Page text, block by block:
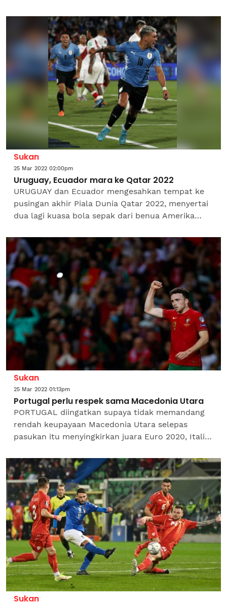
kejuaraan Euro...
Sukan
25 Mar 2022 02:00pm
Uruguay, Ecuador mara ke Qatar 2022
URUGUAY dan Ecuador mengesahkan tempat ke
pusingan akhir Piala Dunia Qatar 2022, menyertai
dua lagi kuasa bola sepak dari benua Amerika
bola sepak...
Sukan
25 Mar 2022 01:13pm
Portugal perlu respek sama Macedonia Utara
PORTUGAL diingatkan supaya tidak memandang
rendah keupayaan Macedonia Utara selepas
pasukan itu menyingkirkan juara Euro 2020, Itali
2022. Malah...
Sukan